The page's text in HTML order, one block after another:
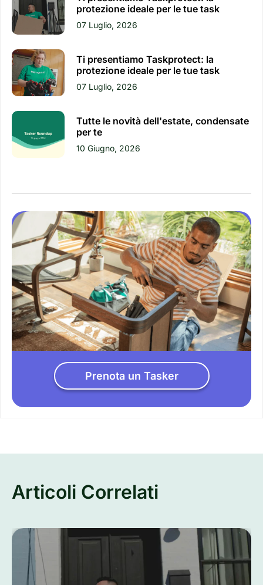
protezione ideale per le tue task
07 Luglio, 2026
Ti presentiamo Taskprotect: la
protezione ideale per le tue task
07 Luglio, 2026
Tutte le novità dell'estate, condensate
per te
10 Giugno, 2026
Prenota un Tasker
Articoli Correlati